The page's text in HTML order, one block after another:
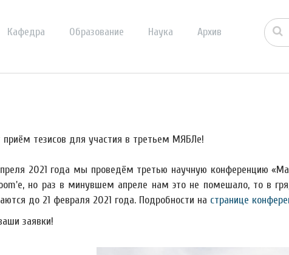
Кафедра Образование Наука Архив
приём тезисов для участия в третьем МЯБЛе!
2021 года мы проведём третью научную конференцию
но раз в минувшем апреле нам это не помешало, то в
до 21 февраля 2021 года. Подробности на странице
заявки!